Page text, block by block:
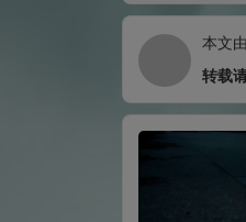
本文由
转载